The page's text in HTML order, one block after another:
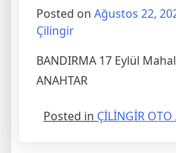
Posted on Ağustos 22,
Çilingir
BANDIRMA 17 Eylül
ANAHTAR
Posted in ÇİLİNGİR OTO